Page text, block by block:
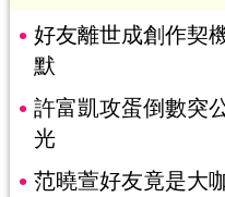
好友離世成創作契
默
許富凱攻蛋倒數突
光
范曉萱好友竟是大